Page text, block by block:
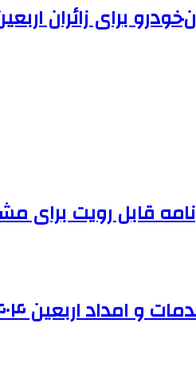
برای زائران
قابل رویت برای
اربعین ۱۴۰۴ خبر داد